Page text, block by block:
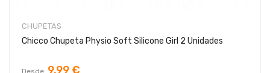
CHUPETAS
Chicco Chupeta Physio Soft Silicone Girl 2 Unidades
Desde 9,99 €